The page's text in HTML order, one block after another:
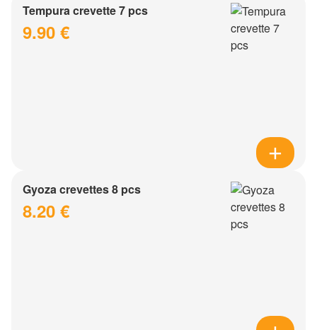
Tempura crevette 7 pcs
9.90 €
Gyoza crevettes 8 pcs
8.20 €